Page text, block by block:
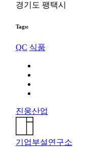
경기도 팽택시
Tags:
QC 식품
진웅산업
기업부설연구소